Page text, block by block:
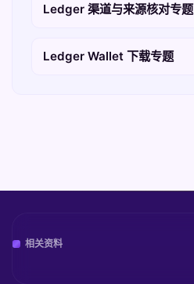
Ledger 渠道与来源核对专题
Ledger Wallet 下载专题
相关资料